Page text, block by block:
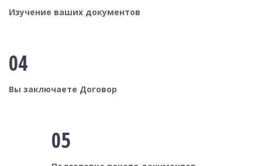
Изучение ваших документов
04
Вы заключаете Договор
05